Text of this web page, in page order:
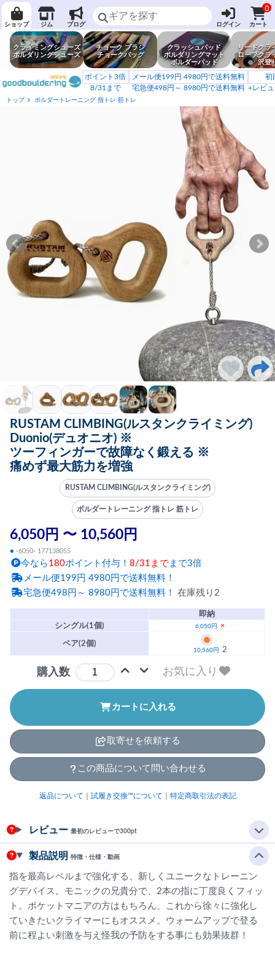
ショップ ジム ブログ ログイン
0
カート
クライミングシューズ
ボルダリングシューズ
チョーク ブラシ
チョークバッグ
クラッシュパッド
ボルダリングマット
ボルダーパッド
リードクラ
ロープクラ
沢登
ポイント3倍
8/31まで
メール便199円 4980円で送料無料
宅急便498円～ 8980円で送料無料
初
+レビ
トップ ボルダートレーニング 指トレ 筋トレ
RUSTAM CLIMBING(ルスタンクライミング)
Duonio(デュオニオ) ※
ツーフィンガーで故障なく鍛える ※
痛めず最大筋力を増強
RUSTAM CLIMBING(ルスタンクライミング)
ボルダートレーニング 指トレ 筋トレ
6,050円 〜 10,560円
● -6050- 177138055
今なら 180ポイント付与！ 8/31まで まで3倍
メール便199円 4980円で送料無料！
宅急便498円～ 8980円で送料無料！ 在庫残り2
即納
シングル(1個)
6,050円 ×
ペア(2個)
10,560円 2
購入数 お気に入り
カートに入れる
取寄せを依頼する
この商品について問い合わせる
返品について 試履き交換™について 特定商取引法の表記
レビュー 最初のレビューで300pt
製品説明 特徴・仕様・動画
指を最高レベルまで強化する、新しくユニークなトレーニン
グデバイス。モニックの兄貴分で、2本の指に丁度良くフィッ
ト。ポケットマニアの方はもちろん、これから徐々に強化し
ていきたいクライマーにもオススメ。ウォームアップで登る
前に程よい刺激を与え怪我の予防をする事にも効果抜群！